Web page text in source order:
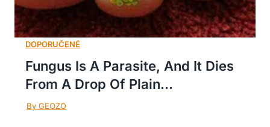
Fungus Is A Parasite, And It Dies
From A Drop Of Plain...